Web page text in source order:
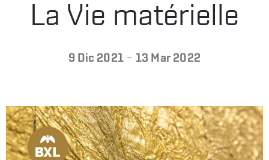
VISITA
La Vie matérielle
9 Dic 2021 - 13 Mar 2022